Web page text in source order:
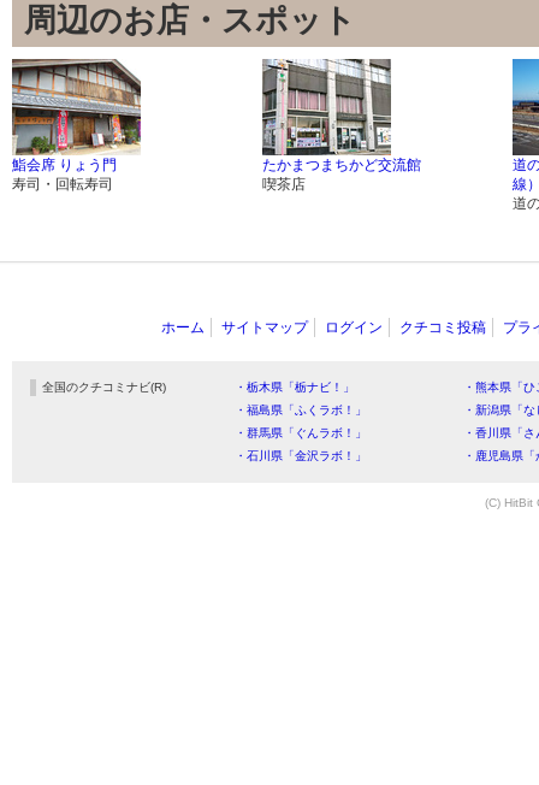
周辺のお店・スポット
鮨会席 りょう門
寿司・回転寿司
たかまつまちかど交流館
喫茶店
道
線
道
ホーム サイトマップ ログイン クチコミ投稿 プラ
全国のクチコミナビ(R) ・栃木県「栃ナビ！」
・熊本県「
・福島県「ふくラボ！」
・新潟県「
・群馬県「ぐんラボ！」
・香川県「
・石川県「金沢ラボ！」
・鹿児島県
(C) HitBit